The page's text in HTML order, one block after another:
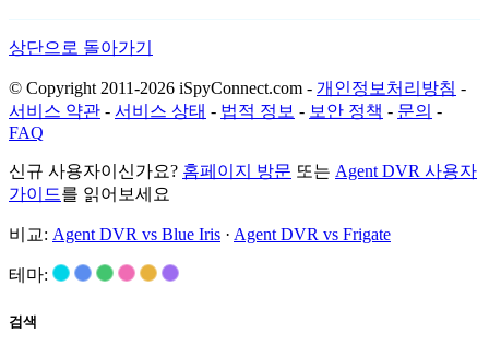
상단으로 돌아가기
© Copyright 2011-2026 iSpyConnect.com - 개인정보처리방침 -
서비스 약관 - 서비스 상태 - 법적 정보 - 보안 정책 - 문의 -
FAQ
신규 사용자이신가요? 홈페이지 방문 또는 Agent DVR 사용자
가이드를 읽어보세요
비교: Agent DVR vs Blue Iris · Agent DVR vs Frigate
테마:
검색